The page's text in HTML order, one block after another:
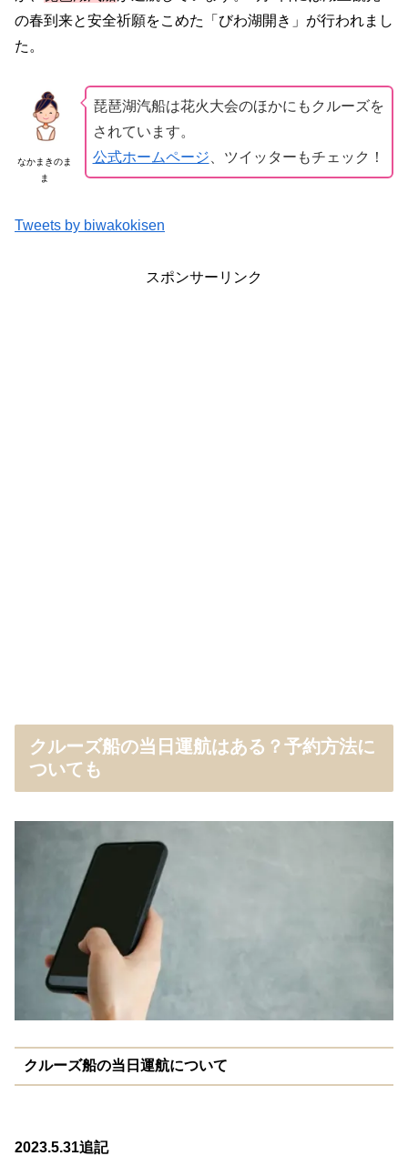
の春到来と安全祈願をこめた「びわ湖開き」が行われまし
た。
なかまきのま
ま
琵琶湖汽船は花火大会のほかにもクルーズを
されています。
公式ホームページ 、ツイッターもチェック！
Tweets by biwakokisen
スポンサーリンク
クルーズ船の当日運航はある？予約方法に
ついても
クルーズ船の当日運航について
2023.5.31追記